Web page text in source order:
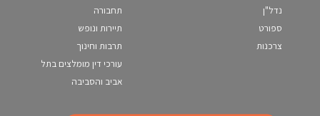
נדל"ן
ספורט
צרכנות
תחבורה
תיירות ונופש
תרבות וחינוך
עורכי דין מומלצים בתל
אביב והסביבה